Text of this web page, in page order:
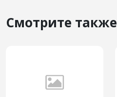
Смотрите также